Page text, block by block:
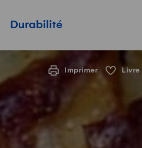
Durabilité
Imprimer Livre